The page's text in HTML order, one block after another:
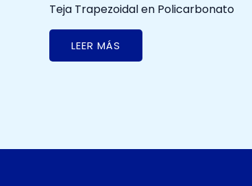
Teja Trapezoidal en Policarbonato
LEER MÁS